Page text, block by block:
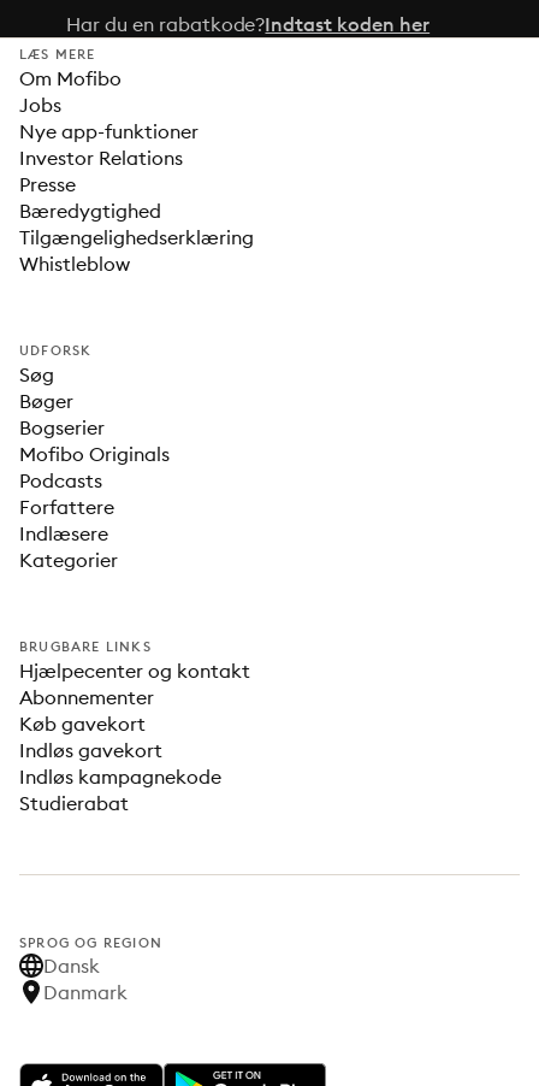
Har du en rabatkode?Indtast koden her
LÆS MERE
Om Mofibo
Jobs
Nye app-funktioner
Investor Relations
Presse
Bæredygtighed
Tilgængelighedserklæring
Whistleblow
UDFORSK
Søg
Bøger
Bogserier
Mofibo Originals
Podcasts
Forfattere
Indlæsere
Kategorier
BRUGBARE LINKS
Hjælpecenter og kontakt
Abonnementer
Køb gavekort
Indløs gavekort
Indløs kampagnekode
Studierabat
SPROG OG REGION
Dansk
Danmark